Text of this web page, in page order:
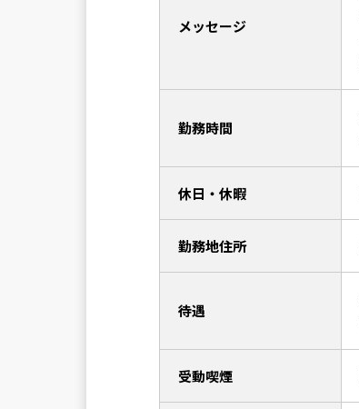
メッセージ
勤務時間
休日・休暇
勤務地住所
待遇
受動喫煙